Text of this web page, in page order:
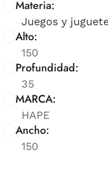
Materia:
Juegos y
Alto:
150
Profundidad:
35
MARCA:
HAPE
Ancho:
150